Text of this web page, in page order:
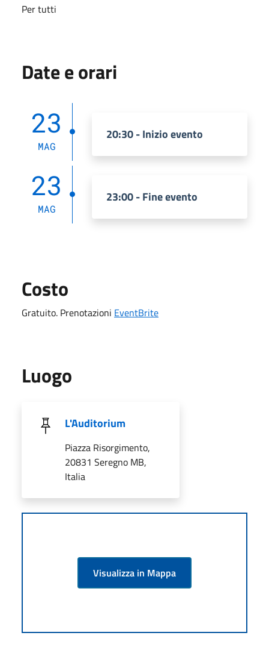
Per tutti
Date e orari
23
MAG
20:30 - Inizio evento
23
MAG
23:00 - Fine evento
Costo
Gratuito. Prenotazioni EventBrite
Luogo
L'Auditorium
Piazza Risorgimento,
20831 Seregno MB,
Italia
Visualizza in Mappa